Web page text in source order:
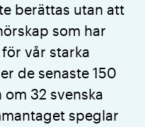
berättas utan att
som har
vår starka
de senaste 150
32 svenska
speglar